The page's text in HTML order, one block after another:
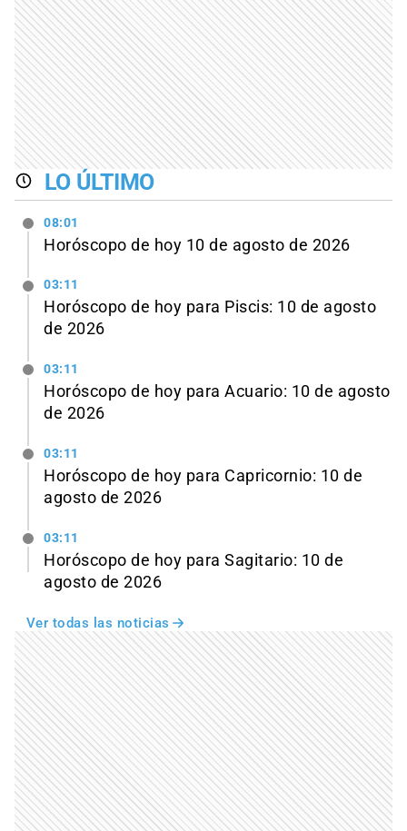
LO ÚLTIMO
08:01
Horóscopo de hoy 10 de agosto de 2026
03:11
Horóscopo de hoy para Piscis: 10 de agosto
de 2026
03:11
Horóscopo de hoy para Acuario: 10 de agosto
de 2026
03:11
Horóscopo de hoy para Capricornio: 10 de
agosto de 2026
03:11
Horóscopo de hoy para Sagitario: 10 de
agosto de 2026
Ver todas las noticias